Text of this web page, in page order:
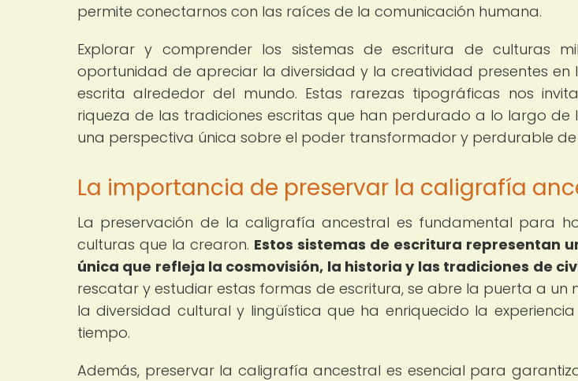
permite conectarnos con las raíces de la comunicación humana.
Explorar y comprender los sistemas de escritura de culturas
oportunidad de apreciar la diversidad y la creatividad presentes en
escrita alrededor del mundo. Estas rarezas tipográficas nos
riqueza de las tradiciones escritas que han perdurado a lo largo de
una perspectiva única sobre el poder transformador y perdurable de
La importancia de preservar la caligrafía
La preservación de la caligrafía ancestral es fundamental para
culturas que la crearon. Estos sistemas de escritura representan
única que refleja la cosmovisión, la historia y las tradiciones de
rescatar y estudiar estas formas de escritura, se abre la puerta a un
la diversidad cultural y lingüística que ha enriquecido la
tiempo.
Además, preservar la caligrafía ancestral es esencial para